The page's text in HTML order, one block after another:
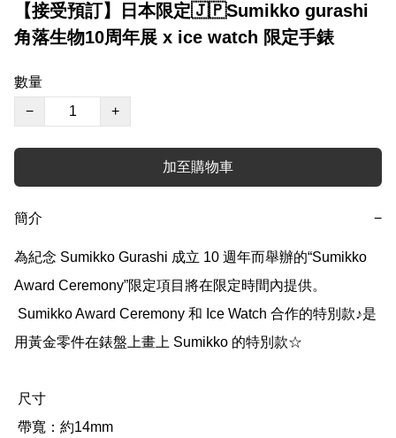
【接受預訂】日本限定🇯🇵Sumikko gurashi
角落生物10周年展 x ice watch 限定手錶
數量
−
+
加至購物車
簡介 −
為紀念 Sumikko Gurashi 成立 10 週年而舉辦的“Sumikko
Award Ceremony”限定項目將在限定時間內提供。
用黃金零件在錶盤上畫上 Sumikko 的特別款☆